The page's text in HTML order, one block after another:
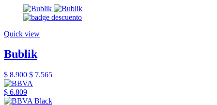
Quick view
Bublik
$ 8.900 $ 7.565
$ 6.809